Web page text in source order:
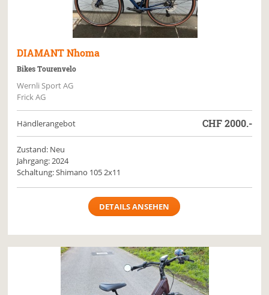
DIAMANT Nhoma
Bikes Tourenvelo
Wernli Sport AG
Frick AG
Händlerangebot CHF2000.-
Zustand: Neu
Jahrgang: 2024
Schaltung: Shimano 105 2x11
DETAILS ANSEHEN